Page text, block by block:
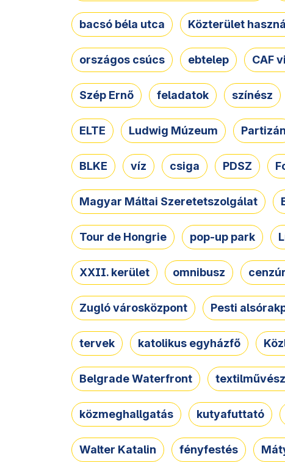
bacsó béla utca Közterület
országos csúcs ebtelep CAF
Szép Ernő feladatok színész
ELTE Ludwig Múzeum Partizán
BLKE víz csiga PDSZ
Magyar Máltai Szeretetszolgálat
Tour de Hongrie pop-up park
XXII. kerület omnibusz
Zugló városközpont Pesti
tervek katolikus egyházfő
Belgrade Waterfront
közmeghallgatás kutyafuttató
Walter Katalin fényfestés